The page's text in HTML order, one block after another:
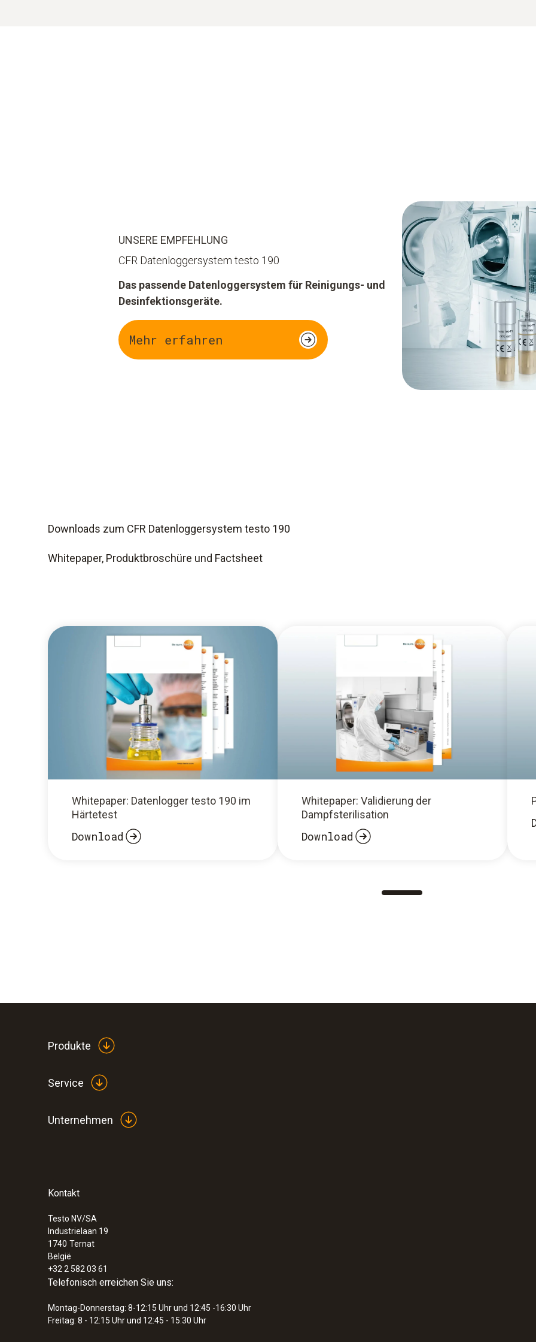
UNSERE EMPFEHLUNG
CFR Datenloggersystem testo 190
Das passende Datenloggersystem für Reinigungs- und
Desinfektionsgeräte.
Mehr erfahren
Downloads zum CFR Datenloggersystem testo 190
Whitepaper, Produktbroschüre und Factsheet
Whitepaper: Datenlogger testo 190 im
Härtetest
Download
Whitepaper: Validierung der
Dampfsterilisation
Download
Produkte
Service
Unternehmen
Kontakt
Testo NV/SA
Industrielaan 19
1740 Ternat
België
+32 2 582 03 61
Telefonisch erreichen Sie uns:
Montag-Donnerstag: 8-12:15 Uhr und 12:45 -16:30 Uhr
Freitag: 8 - 12:15 Uhr und 12:45 - 15:30 Uhr